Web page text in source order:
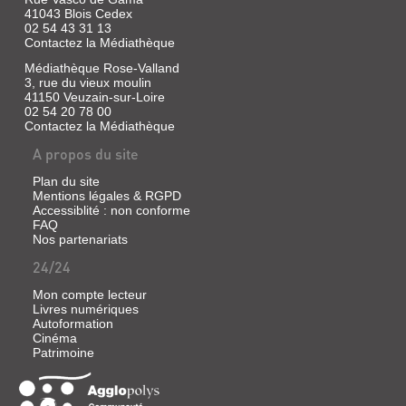
Denoel,
1988
G.
est
un
tueur
à
gages.
Auparavant,
tirait
winchester
dans
un
cirque...
as
avait
attiré
l'attention
de
Mr
Louis,
l'énigmatique
commanditaire
de
divers,
travaillant
pour
journal
parisien,
est
envoyé
en
dans
la
région
d'Arras,
avec
son
collègue
photographe.
Une
autre
affaire
les
retient
sur
place
et
rencontre
avec
41043 Blois Cedex
02 54 43 31 13
Contactez la Médiathèque
Médiathèque Rose-Valland
3, rue du vieux moulin
41150 Veuzain-sur-Loire
02 54 20 78 00
Contactez la Médiathèque
A propos du site
Plan du site
Mentions légales & RGPD
Accessiblité : non conforme
FAQ
Nos partenariats
24/24
Mon compte lecteur
Livres numériques
Autoformation
Cinéma
Patrimoine